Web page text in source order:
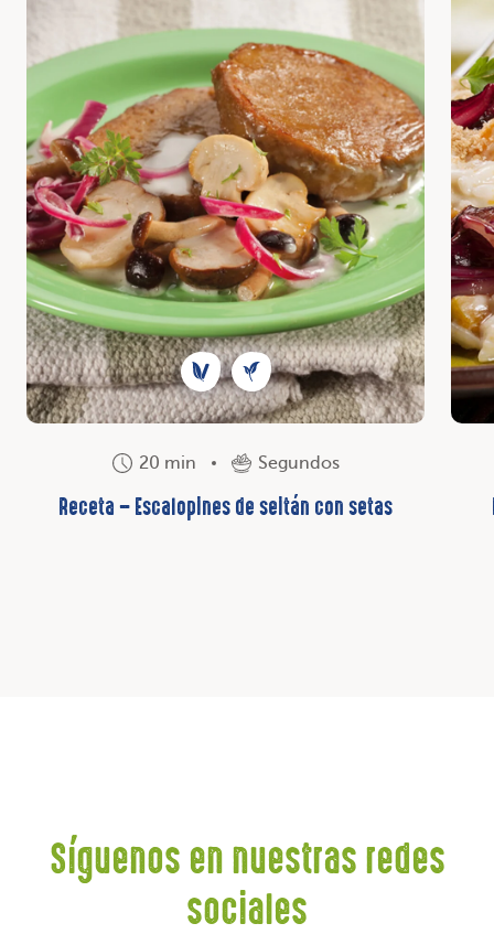
20 min Segundos
Receta – Escalopines de seitán con setas
Síguenos en nuestras redes
sociales